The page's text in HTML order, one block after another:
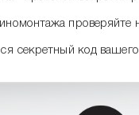
проверяйте
секретный код